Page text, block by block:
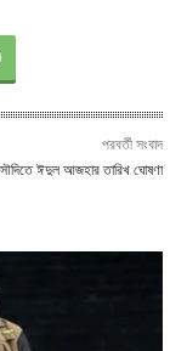
পরবর্তী সংবাদ
ঈদুল আজহার তারিখ ঘোষণা